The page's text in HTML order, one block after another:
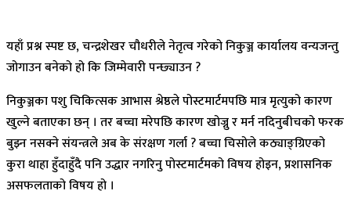
यहाँ प्रश्न स्पष्ट छ, चन्द्रशेखर चौधरीले नेतृत्व गरेको निकुञ्ज कार्यालय वन्यजन्तु
जोगाउन बनेको हो कि जिम्मेवारी पन्छ्याउन ?
निकुञ्जका पशु चिकित्सक आभास श्रेष्ठले पोस्टमार्टमपछि मात्र मृत्युको कारण
खुल्ने बताएका छन् । तर बच्चा मरेपछि कारण खोज्नु र मर्न नदिनुबीचको फरक
बुझ्न नसक्ने संयन्त्रले अब के संरक्षण गर्ला ? बच्चा चिसोले कठ्याङ्ग्रिएको
कुरा थाहा हुँदाहुँदै पनि उद्धार नगरिनु पोस्टमार्टमको विषय होइन, प्रशासनिक
असफलताको विषय हो ।